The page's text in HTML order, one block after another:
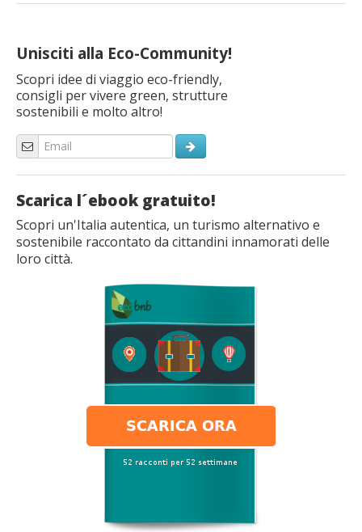
Unisciti alla Eco-Community!
Scopri idee di viaggio eco-friendly,
consigli per vivere green, strutture
sostenibili e molto altro!
Scarica l´ebook gratuito!
Scopri un'Italia autentica, un turismo alternativo e
sostenibile raccontato da cittandini innamorati delle
loro città.